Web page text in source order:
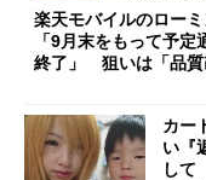
楽天モバイルのロー
「9月末をもって予定
終了」 狙いは「品質
も
カー
い『
して